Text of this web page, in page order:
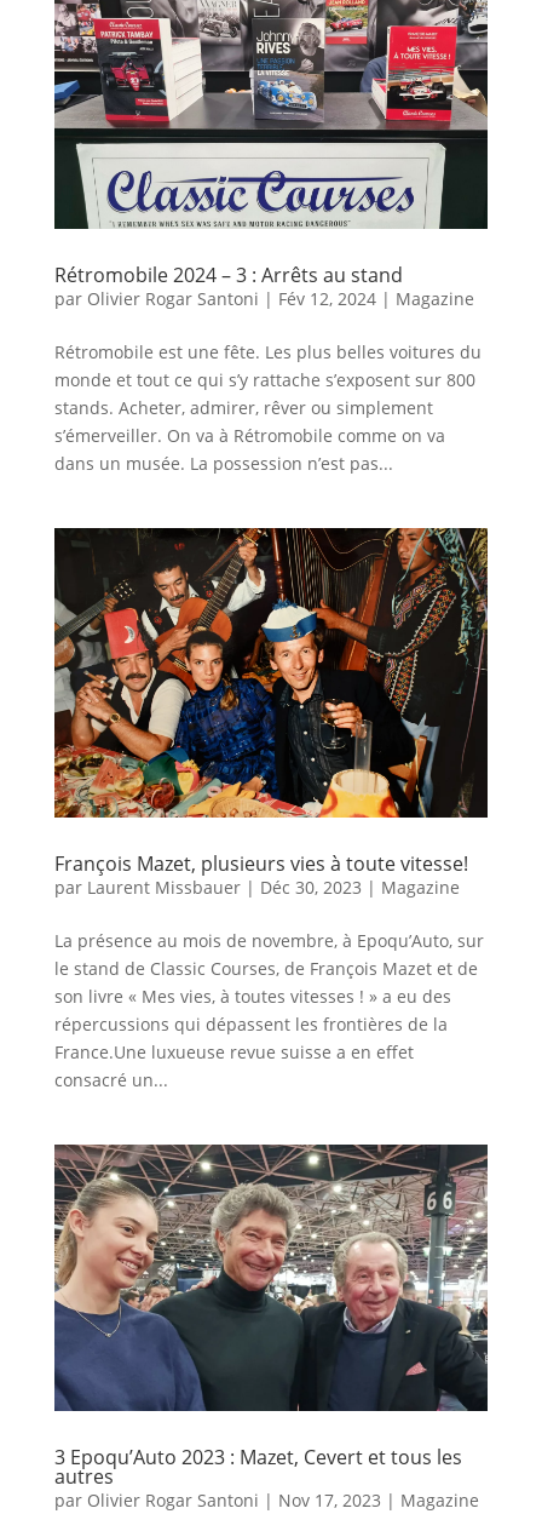
Rétromobile 2024 – 3 : Arrêts au stand
par Olivier Rogar Santoni | Fév 12, 2024| Magazine
Rétromobile est une fête. Les plus belles voitures du
monde et tout ce qui s’y rattache s’exposent sur 800
stands. Acheter, admirer, rêver ou simplement
s’émerveiller. On va à Rétromobile comme on va
dans un musée. La possession n’est pas...
François Mazet, plusieurs vies à toute vitesse!
par Laurent Missbauer| Déc 30, 2023 | Magazine
La présence au mois de novembre, à Epoqu’Auto, sur
le stand de Classic Courses, de François Mazet et de
son livre « Mes vies, à toutes vitesses ! » a eu des
répercussions qui dépassent les frontières de la
France.Une luxueuse revue suisse a en effet
consacré un...
3 Epoqu’Auto 2023 : Mazet, Cevert et tous les
autres
par Olivier Rogar Santoni | Nov 17, 2023 | Magazine